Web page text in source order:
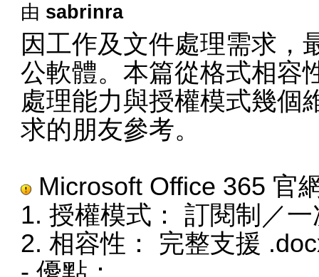
由 sabrinra
因工作及文件處理需求，
公軟體。本篇從格式相容
處理能力與授權模式幾個
求的朋友參考。
Microsoft Office 365 官
1. 授權模式： 訂閱制／
2. 相容性： 完整支援